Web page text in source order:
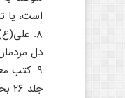
است، یا
۸.
دل
۹. کتب